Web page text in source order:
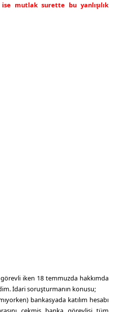
mutlak surette bu yanlışılık
iken 18 temmuzda hakkımda
İdari soruşturmanın konusu;
bankasyada katılım hesabı